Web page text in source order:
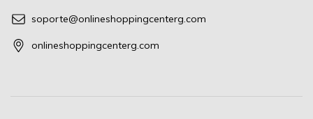
soporte@onlineshoppingcenterg.com
onlineshoppingcenterg.com